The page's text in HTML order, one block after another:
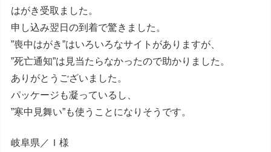
はがき受取ました。
申し込み翌日の到着で驚きました。
”喪中はがき”はいろいろなサイトがありますが、
”死亡通知”は見当たらなかったので助かりました。
ありがとうございました。
パッケージも凝っているし、
”寒中見舞い”も使うことになりそうです。
岐阜県／Ｉ様